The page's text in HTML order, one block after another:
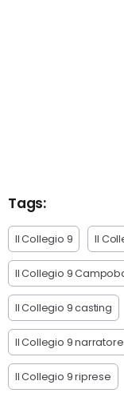
Tags:
Il Collegio 9 Il
Il Collegio 9
Il Collegio 9 casting
Il Collegio 9 narratore
Il Collegio 9 riprese